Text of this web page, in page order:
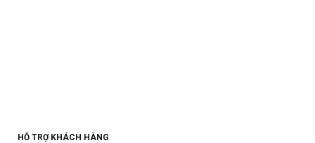
HỖ TRỢ KHÁCH HÀNG